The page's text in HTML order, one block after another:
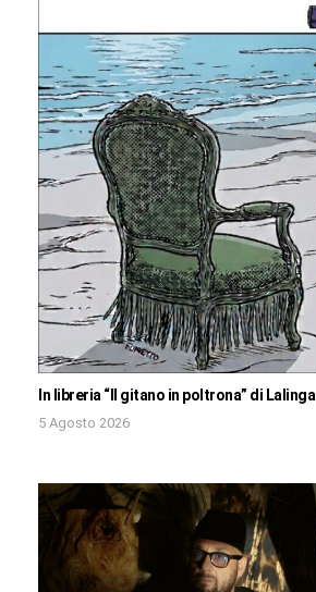
In libreria “Il gitano in poltrona” di Lalinga
5 Agosto 2026